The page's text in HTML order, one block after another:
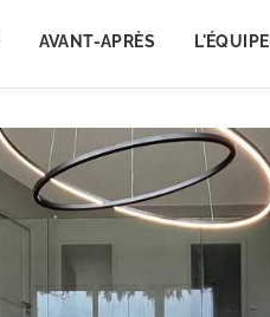
AVANT-APRÈS L'ÉQUIPE